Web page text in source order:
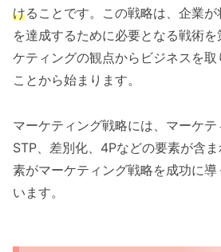
けることです。この戦略は、企業
を達成するために必要となる戦術
ケティングの観点からビジネスを
ことから始まります。
マーケティング戦略には、マーケテ
STP、差別化、4Pなどの要素が含
素がマーケティング戦略を成功に
います。